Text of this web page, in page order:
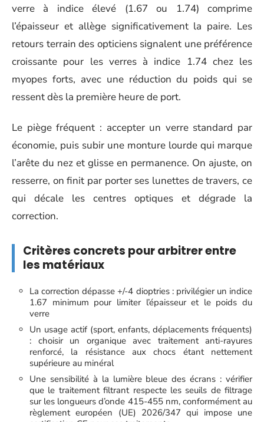
verre à indice élevé (1.67 ou 1.74) comprime
l’épaisseur et allège significativement la paire. Les
retours terrain des opticiens signalent une préférence
croissante pour les verres à indice 1.74 chez les
myopes forts, avec une réduction du poids qui se
ressent dès la première heure de port.
Le piège fréquent : accepter un verre standard par
économie, puis subir une monture lourde qui marque
l’arête du nez et glisse en permanence. On ajuste, on
resserre, on finit par porter ses lunettes de travers, ce
qui décale les centres optiques et dégrade la
correction.
Critères concrets pour arbitrer entre
les matériaux
La correction dépasse +/-4 dioptries : privilégier un indice
1.67 minimum pour limiter l’épaisseur et le poids du
verre
Un usage actif (sport, enfants, déplacements fréquents)
: choisir un organique avec traitement anti-rayures
renforcé, la résistance aux chocs étant nettement
supérieure au minéral
Une sensibilité à la lumière bleue des écrans : vérifier
que le traitement filtrant respecte les seuils de filtrage
sur les longueurs d’onde 415-455 nm, conformément au
règlement européen (UE) 2026/347 qui impose une